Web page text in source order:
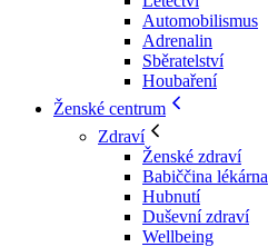
Automobilismus
Adrenalin
Sběratelství
Houbaření
Ženské centrum
Zdraví
Ženské zdraví
Babiččina lékárna
Hubnutí
Duševní zdraví
Wellbeing